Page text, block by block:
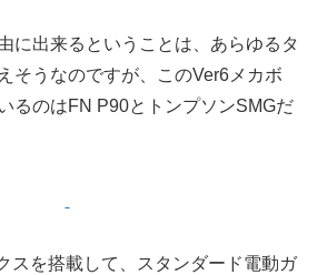
に出来るということは、あらゆるタ
そうなのですが、このVer6メカボ
るのはFN P90とトンプソンSMGだ
スを搭載して、スタンダード電動ガ